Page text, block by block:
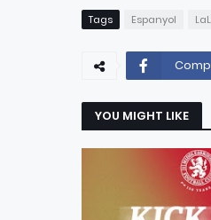
Tags Espanyol
YOU MIGHT LIKE